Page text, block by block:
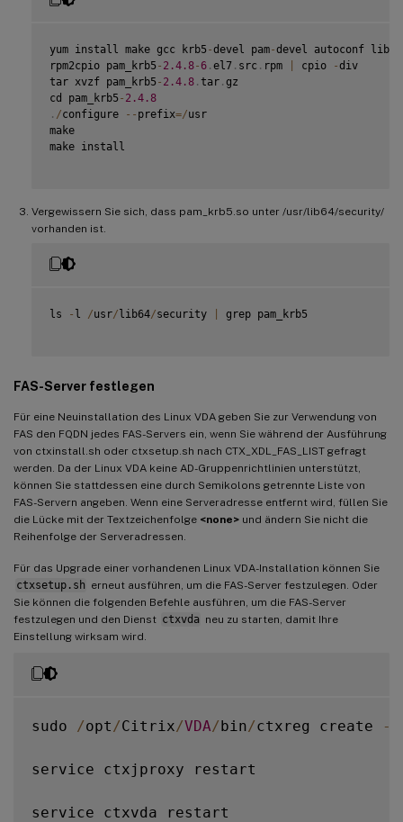
yum install make gcc krb5 -devel pam-devel autoconf
rpm2cpio pam_krb5 - 2.4 .8-6 . el7 . src . rpm cpio -div
tar xvzf pam_krb5 - 2.4 .8 . tar . gz
cd pam_krb5 - 2.4 .8
. /configure -- prefix=/usr
make
make install
Vergewissern Sie sich, dass pam_krb5.so unter /usr/lib64/security/
vorhanden ist.
ls - l /usr/lib64/security grep pam_krb5
FAS-Server festlegen
Für eine Neuinstallation des Linux VDA geben Sie zur Verwendung von
FAS den FQDN jedes FAS-Servers ein, wenn Sie während der Ausführung
von ctxinstall.sh oder ctxsetup.sh nach CTX_XDL_FAS_LIST gefragt
werden. Da der Linux VDA keine AD-Gruppenrichtlinien unterstützt,
können Sie stattdessen eine durch Semikolons getrennte Liste von
FAS-Servern angeben. Wenn eine Serveradresse entfernt wird, füllen Sie
die Lücke mit der Textzeichenfolge <none> und ändern Sie nicht die
Reihenfolge der Serveradressen.
Für das Upgrade einer vorhandenen Linux VDA-Installation können Sie
ctxsetup.sh erneut ausführen, um die FAS-Server festzulegen. Oder
Sie können die folgenden Befehle ausführen, um die FAS-Server
festzulegen und den Dienst ctxvda neu zu starten, damit Ihre
Einstellung wirksam wird.
sudo /opt /Citrix/VDA/bin/ctxreg create -
service ctxjproxy restart
service ctxvda restart